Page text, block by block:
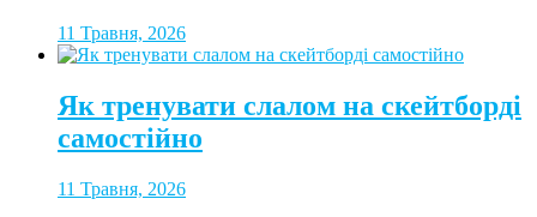
11 Травня, 2026
Як тренувати слалом на скейтборді
самостійно
11 Травня, 2026